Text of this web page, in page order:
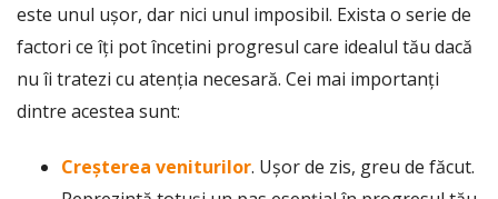
este unul ușor, dar nici unul imposibil. Exista o serie de
factori ce îți pot încetini progresul care idealul tău dacă
nu îi tratezi cu atenția necesară. Cei mai importanți
dintre acestea sunt:
Creșterea veniturilor. Ușor de zis, greu de făcut.